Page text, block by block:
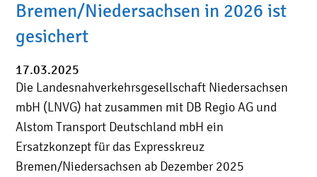
Bremen/Niedersachsen in 2026 ist
gesichert
17.03.2025
Die Landesnahverkehrsgesellschaft Niedersachsen
mbH (LNVG) hat zusammen mit DB Regio AG und
Alstom Transport Deutschland mbH ein
Ersatzkonzept für das Expresskreuz
Bremen/Niedersachsen ab Dezember 2025